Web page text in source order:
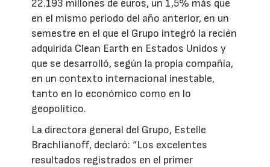
22.193 millones de euros, un 1,5% más que
en el mismo periodo del año anterior, en un
semestre en el que el Grupo integró la recién
adquirida Clean Earth en Estados Unidos y
que se desarrolló, según la propia compañía,
en un contexto internacional inestable,
tanto en lo económico como en lo
geopolítico.
La directora general del Grupo, Estelle
Brachlianoff, declaró: “Los excelentes
resultados registrados en el primer